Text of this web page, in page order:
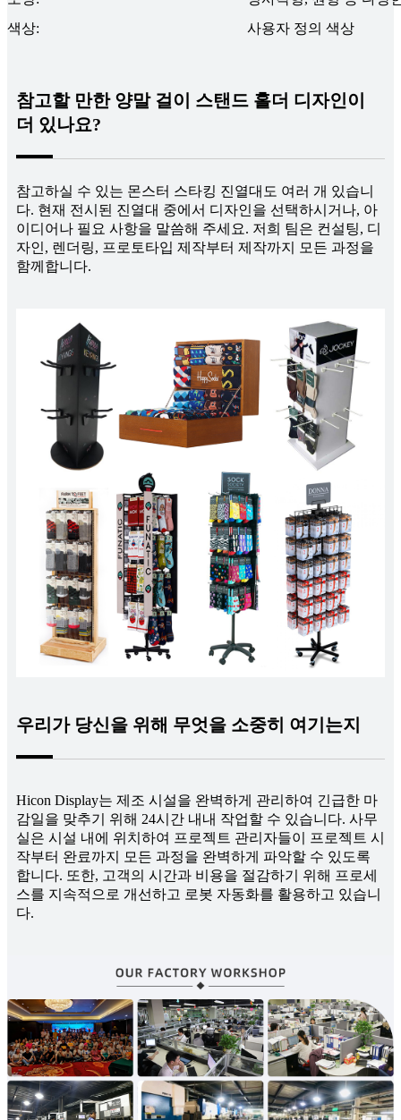
색상:
사용자 정의 색상
참고할 만한 양말 걸이 스탠드 홀더 디자인이
더 있나요?
참고하실 수 있는 몬스터 스타킹 진열대도 여러 개 있습니
다. 현재 전시된 진열대 중에서 디자인을 선택하시거나, 아
이디어나 필요 사항을 말씀해 주세요. 저희 팀은 컨설팅, 디
자인, 렌더링, 프로토타입 제작부터 제작까지 모든 과정을
함께합니다.
우리가 당신을 위해 무엇을 소중히 여기는지
Hicon Display는 제조 시설을 완벽하게 관리하여 긴급한 마
감일을 맞추기 위해 24시간 내내 작업할 수 있습니다. 사무
실은 시설 내에 위치하여 프로젝트 관리자들이 프로젝트 시
작부터 완료까지 모든 과정을 완벽하게 파악할 수 있도록
합니다. 또한, 고객의 시간과 비용을 절감하기 위해 프로세
스를 지속적으로 개선하고 로봇 자동화를 활용하고 있습니
다.